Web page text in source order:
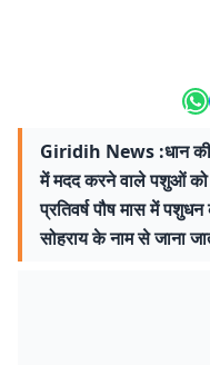
Giridih News :धान की
में मदद करने वाले पशुओं को
प्रतिवर्ष पौष मास में
सोहराय के नाम से जाना